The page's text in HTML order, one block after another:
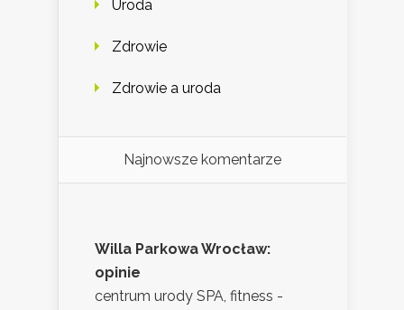
Uroda
Zdrowie
Zdrowie a uroda
Najnowsze komentarze
Willa Parkowa Wrocław:
opinie
centrum urody SPA, fitness -